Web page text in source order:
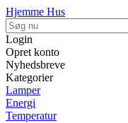
Hjemme Hus
Login
Opret konto
Nyhedsbreve
Kategorier
Lamper
Energi
Temperatur